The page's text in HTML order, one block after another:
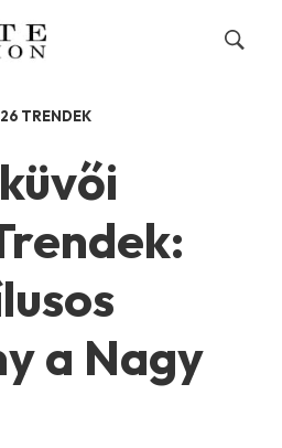
TRENDEK
a Nagy